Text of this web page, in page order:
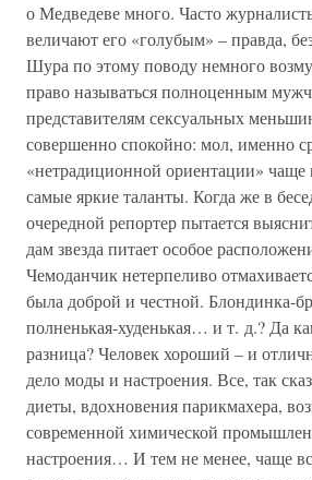
о Медведеве много. Часто
величают его «голубым» – правда,
Шура по этому поводу немного
право называться полноценным
представителям сексуальных
совершенно спокойно: мол, именно
«нетрадиционной ориентации» чаще
самые яркие таланты. Когда же в
очередной репортер пытается
дам звезда питает особое
Чемоданчик нетерпеливо
была доброй и честной. Блондинка-
полненькая-худенькая… и т. д.? Да
разница? Человек хороший – и
дело моды и настроения. Все, так
диеты, вдохновения парикмахера,
современной химической
настроения… И тем не менее, чаще